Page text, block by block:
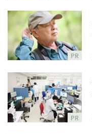
PR
PR